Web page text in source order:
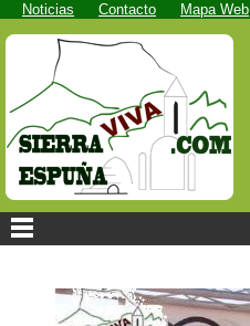
Noticias Contacto Mapa Web